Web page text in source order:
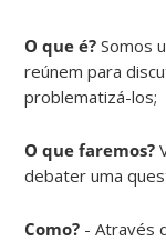
O que é? Somos
reúnem para
problematizá-los;
O que faremos?
debater uma
Como? - Através